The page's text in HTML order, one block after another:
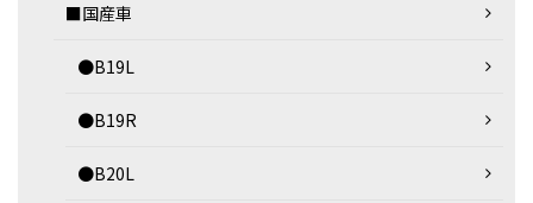
■国産車
●B19L
●B19R
●B20L